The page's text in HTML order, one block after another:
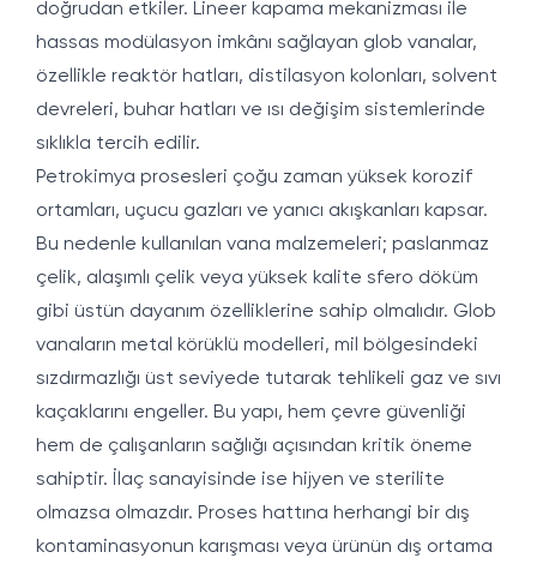
doğrudan etkiler. Lineer kapama mekanizması ile
hassas modülasyon imkânı sağlayan glob vanalar,
özellikle reaktör hatları, distilasyon kolonları, solvent
devreleri, buhar hatları ve ısı değişim sistemlerinde
sıklıkla tercih edilir.
Petrokimya prosesleri çoğu zaman yüksek korozif
ortamları, uçucu gazları ve yanıcı akışkanları kapsar.
Bu nedenle kullanılan vana malzemeleri; paslanmaz
çelik, alaşımlı çelik veya yüksek kalite sfero döküm
gibi üstün dayanım özelliklerine sahip olmalıdır. Glob
vanaların metal körüklü modelleri, mil bölgesindeki
sızdırmazlığı üst seviyede tutarak tehlikeli gaz ve sıvı
kaçaklarını engeller. Bu yapı, hem çevre güvenliği
hem de çalışanların sağlığı açısından kritik öneme
sahiptir. İlaç sanayisinde ise hijyen ve sterilite
olmazsa olmazdır. Proses hattına herhangi bir dış
kontaminasyonun karışması veya ürünün dış ortama